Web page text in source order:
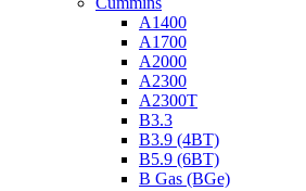
A1400
A1700
A2000
A2300
A2300T
B3.3
B3.9 (4BT)
B5.9 (6BT)
B Gas (BGe)